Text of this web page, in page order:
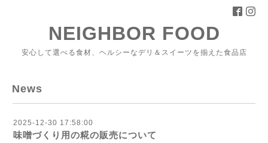
NEIGHBOR FOOD
安心して選べる食材、ヘルシーなデリ＆スイーツを揃えた食品店
News
2025-12-30 17:58:00
味噌づくり用の糀の販売について